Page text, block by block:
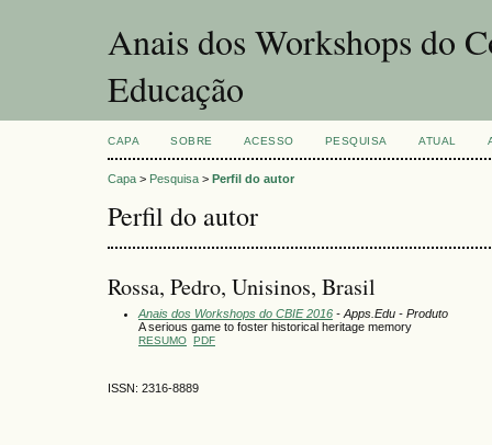
Anais dos Workshops do
Educação
CAPA SOBRE ACESSO PESQUISA ATUAL
Capa > Pesquisa > Perfil do autor
Perfil do autor
Rossa, Pedro, Unisinos, Brasil
Anais dos Workshops do CBIE 2016 - Apps.Edu - Produto
A serious game to foster historical heritage memory
RESUMO PDF
ISSN: 2316-8889